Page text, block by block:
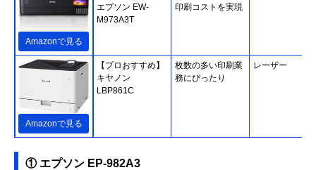
Amazonで見る
エプソン EW-
M973A3T
印刷コストを実現
Amazonで見る
【プロおすすめ】
キヤノン
LBP861C
枚数の多い印刷業
務にぴったり
レーザー
① エプソン EP-982A3